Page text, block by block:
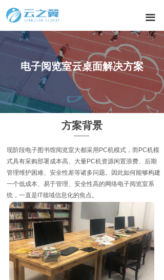
끀
电子阅览室云桌面解决方案
方案背景
教育行业
现阶段电子图书馆阅览室大都采用PC机模式，而PC机模
式具有采购部署成本高、大量PC机资源闲置浪费、后期
管理维护困难、安全性差等诸多问题。因此如何能够构建
一个低成本、易于管理、安全性高的网络电子阅览室系
统，一直是IT领域信息化的焦点。